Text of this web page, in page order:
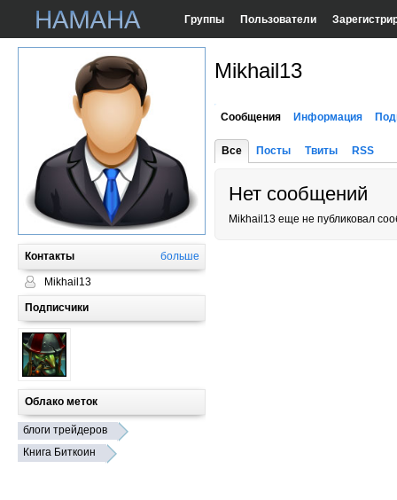
Группы Пользователи
Контакты больше
Mikhail13
Подписчики
Облако меток
блоги трейдеров
Книга Биткоин
Mikhail13
Сообщения Информация
Все Посты Твиты RSS
Нет сообщений
Mikhail13 еще не публиковал